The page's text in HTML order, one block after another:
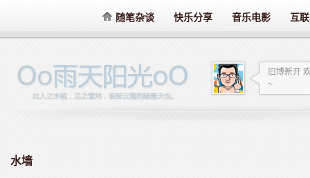
随笔杂谈 快乐分享 音乐电影 互
旧博新开
~
水墙